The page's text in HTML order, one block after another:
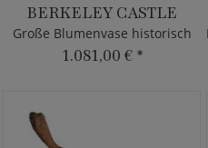
BERKELEY CASTLE
Große Blumenvase historisch
1.081,00 € *